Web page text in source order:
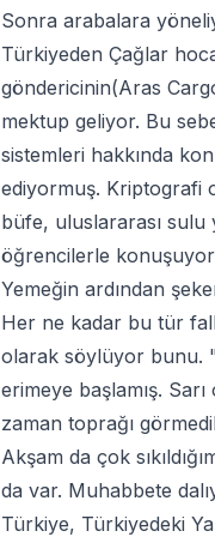
Sonra arabalara
Türkiyeden Çağlar
göndericinin(Aras
mektup geliyor. Bu
sistemleri hakkında
ediyormuş. Kriptografi
büfe, uluslararası sulu
öğrencilerle
Yemeğin ardından
Her ne kadar bu tür
olarak söylüyor bunu.
erimeye başlamış.
zaman toprağı
Akşam da çok
da var. Muhabbete
Türkiye, Türkiyedeki